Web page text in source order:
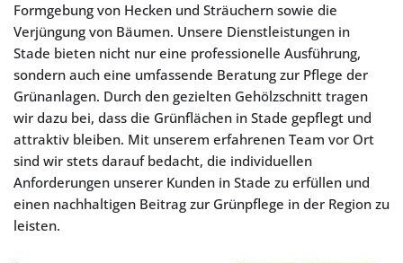
Formgebung von Hecken und Sträuchern sowie die
Verjüngung von Bäumen. Unsere Dienstleistungen in
Stade bieten nicht nur eine professionelle Ausführung,
sondern auch eine umfassende Beratung zur Pflege der
Grünanlagen. Durch den gezielten Gehölzschnitt tragen
wir dazu bei, dass die Grünflächen in Stade gepflegt und
attraktiv bleiben. Mit unserem erfahrenen Team vor Ort
sind wir stets darauf bedacht, die individuellen
Anforderungen unserer Kunden in Stade zu erfüllen und
einen nachhaltigen Beitrag zur Grünpflege in der Region zu
leisten.